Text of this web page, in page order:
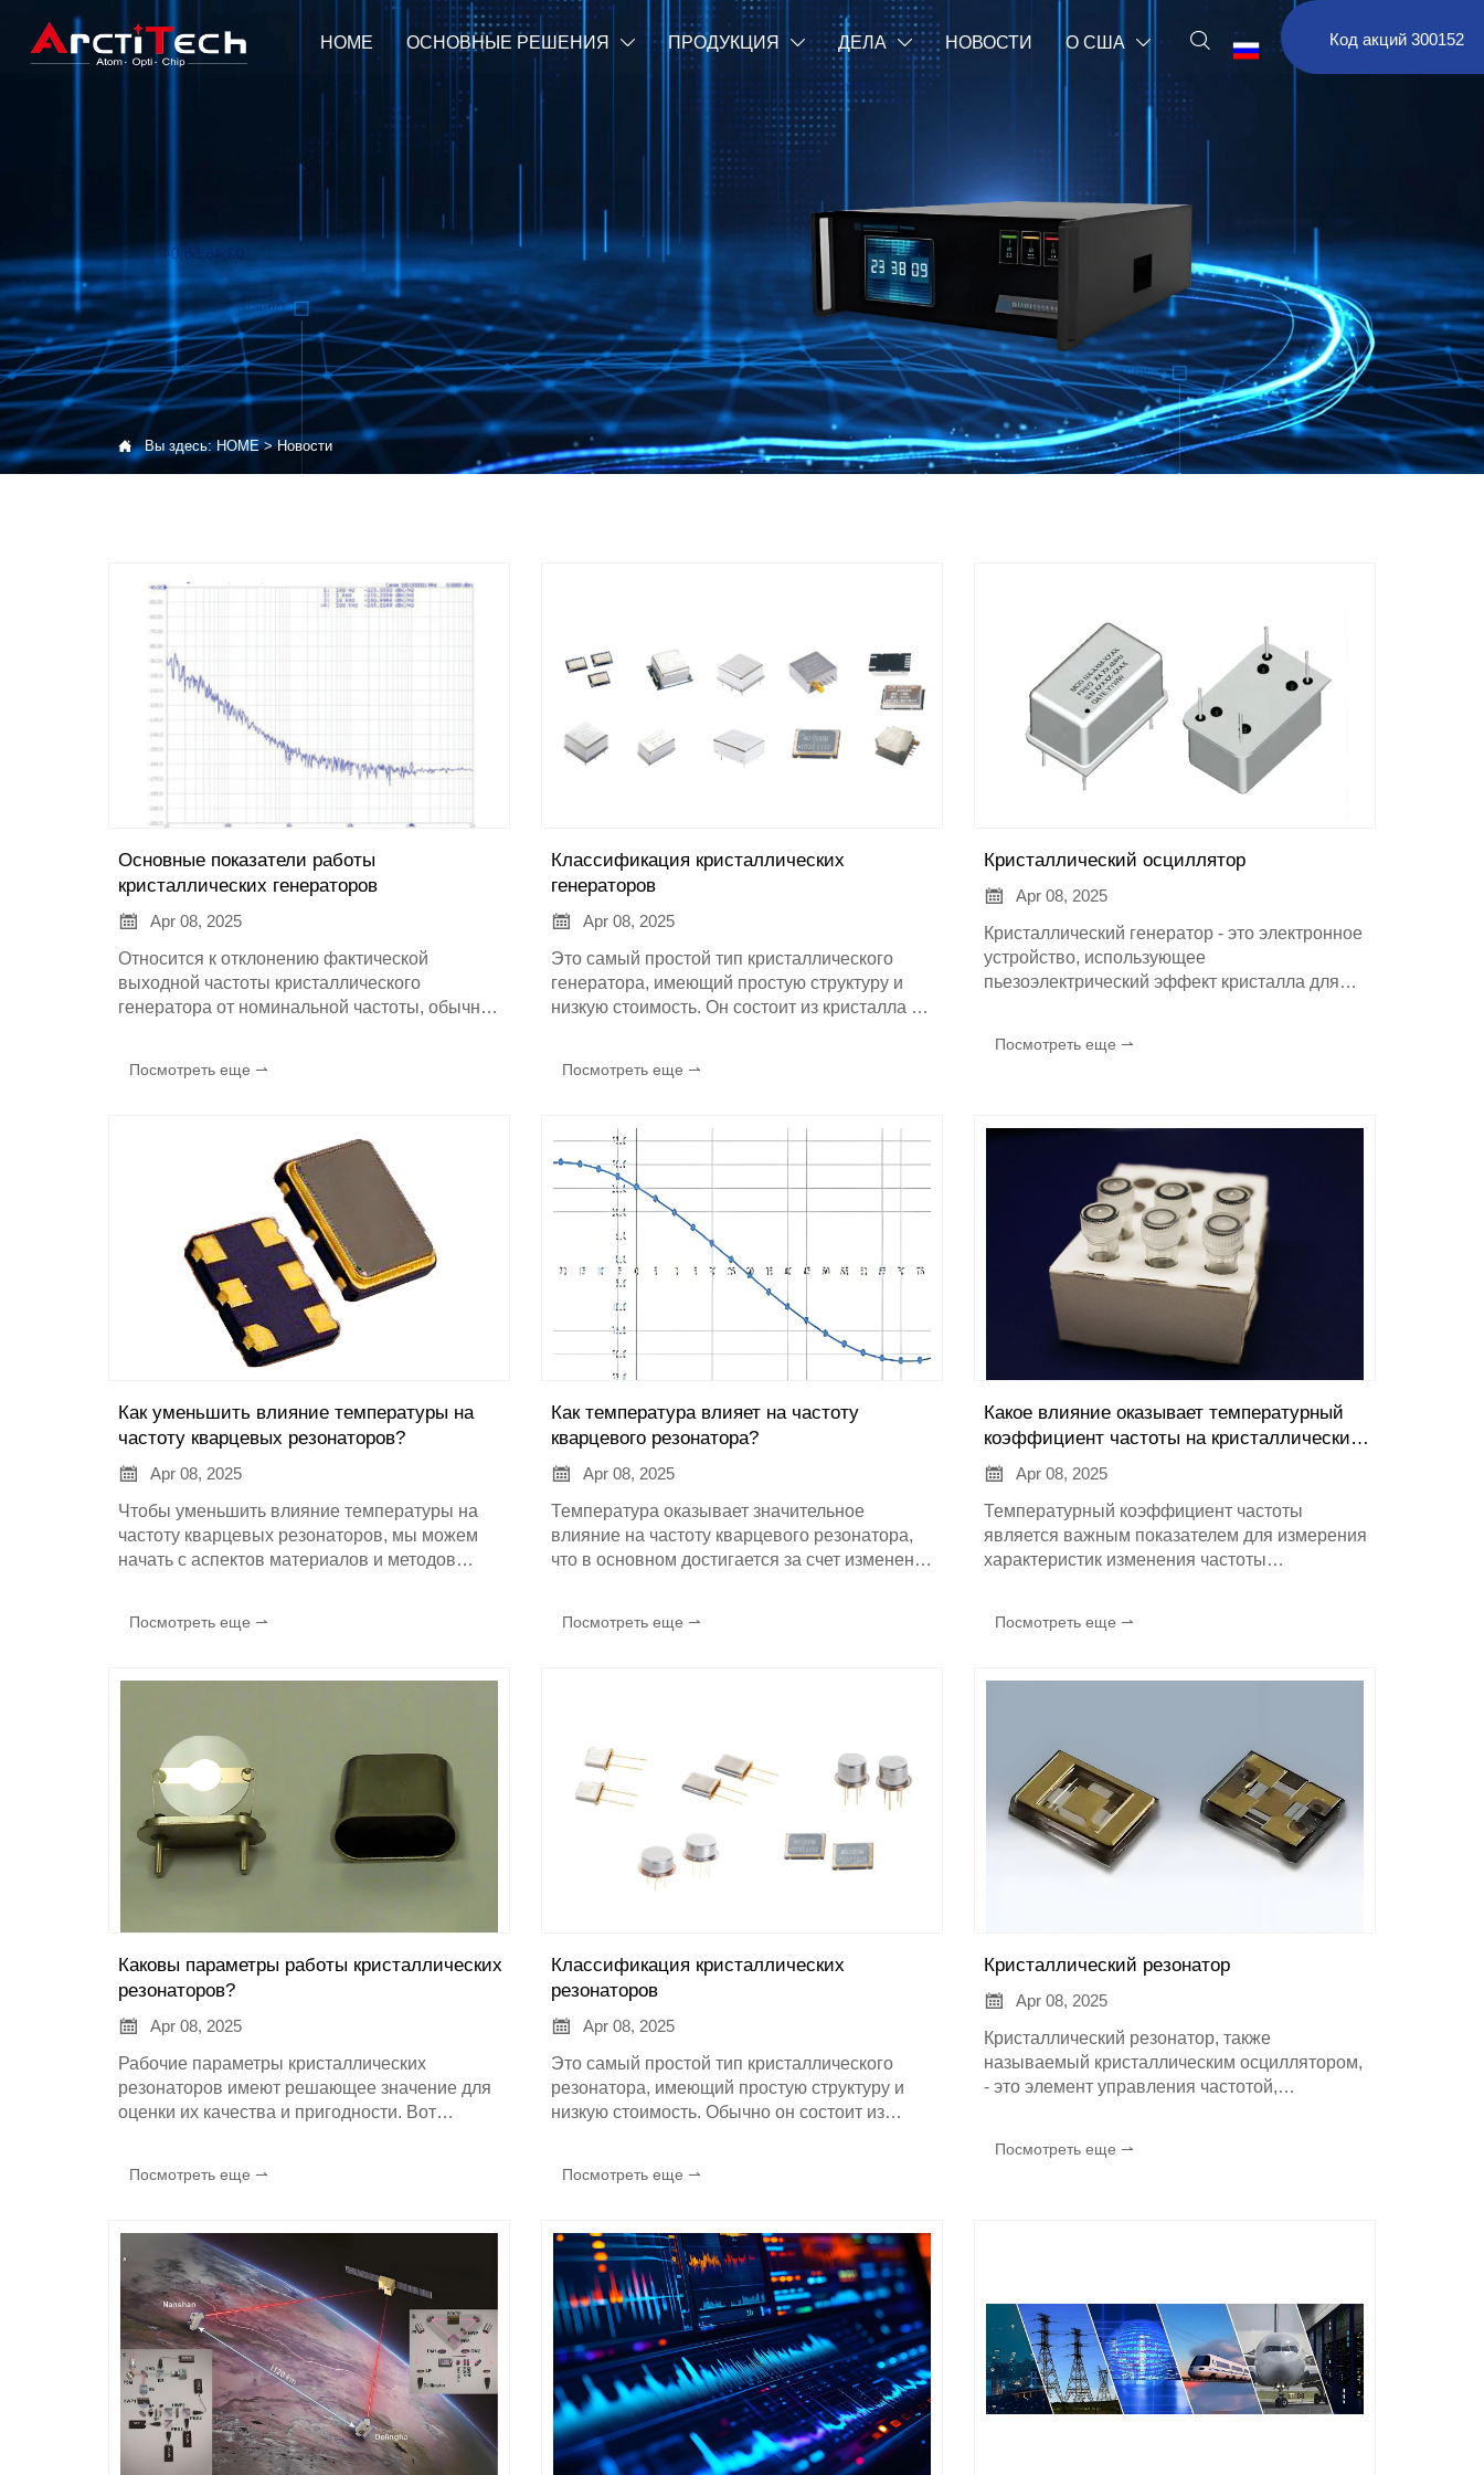
HOME ОСНОВНЫЕ РЕШЕНИЯ  ПРОДУКЦИЯ  ДЕЛА  НОВОСТИ О США   
Код акций 300152
 Вы здесь:HOME>Новости
Основные показатели работы
кристаллических генераторов

Apr 08, 2025
Относится к отклонению фактической
выходной частоты кристаллического
генератора от номинальной частоты, обычно
ближе выходная частота к номинальному
Посмотреть еще ⇀
Классификация кристаллических
генераторов

Apr 08, 2025
Это самый простой тип кристаллического
генератора, имеющий простую структуру и
низкую стоимость. Он состоит из кристалла и
относительно низкую стабильность частоты.
точность частоты не слишком высока,
электронных устройств, игрушек и т.д.
Посмотреть еще ⇀
Кристаллический осциллятор

Apr 08, 2025
Кристаллический генератор - это электронное
устройство, использующее
пьезоэлектрический эффект кристалла для
системах и обеспечивает точные тактовые
описание кристаллических осцилляторов:
Посмотреть еще ⇀
Как уменьшить влияние температуры на
частоту кварцевых резонаторов?

Apr 08, 2025
Чтобы уменьшить влияние температуры на
частоту кварцевых резонаторов, мы можем
начать с аспектов материалов и методов
Ниже приводится подробное описание:
Посмотреть еще ⇀
Как температура влияет на частоту
кварцевого резонатора?

Apr 08, 2025
Температура оказывает значительное
влияние на частоту кварцевого резонатора,
что в основном достигается за счет изменения
Посмотреть еще ⇀
Какое влияние оказывает температурный
коэффициент частоты на кристаллический
резонатор?

Apr 08, 2025
Температурный коэффициент частоты
является важным показателем для измерения
характеристик изменения частоты
важных эффектов на кристаллический
Посмотреть еще ⇀
Каковы параметры работы кристаллических
резонаторов?

Apr 08, 2025
Рабочие параметры кристаллических
резонаторов имеют решающее значение для
оценки их качества и пригодности. Вот
Посмотреть еще ⇀
Классификация кристаллических
резонаторов

Apr 08, 2025
Это самый простой тип кристаллического
резонатора, имеющий простую структуру и
низкую стоимость. Обычно он состоит из
частоты. Его стабильность частоты
для случаев, когда точность частоты не
слишком высока, например, для некоторых
простых потребительских электронных
продуктов.
Посмотреть еще ⇀
Кристаллический резонатор

Apr 08, 2025
Кристаллический резонатор, также
называемый кристаллическим осциллятором,
- это элемент управления частотой,
диоксида кремния). Он играет ключевую роль
Посмотреть еще ⇀